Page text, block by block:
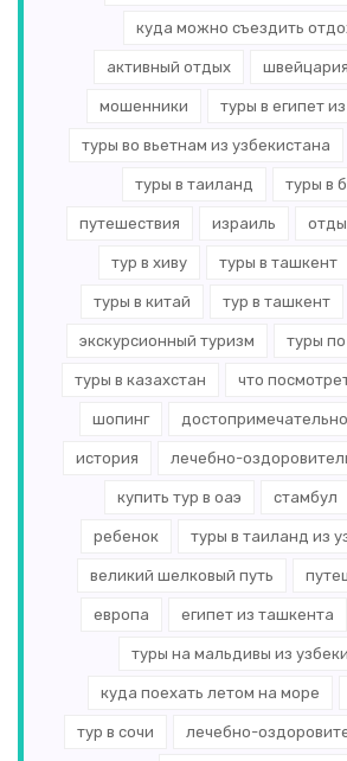
куда можно съездить
активный отдых швейцария
мошенники туры в египет
туры во вьетнам из узбекистана
туры в таиланд туры в
путешествия израиль
тур в хиву туры в ташкент
туры в китай тур в ташкент
экскурсионный туризм туры
туры в казахстан что
шопинг
история лечебно-
купить тур в оаэ стамбул
ребенок туры в таиланд из
великий шелковый путь
европа египет из ташкента
туры на мальдивы из
куда поехать летом на море
тур в сочи лечебно-